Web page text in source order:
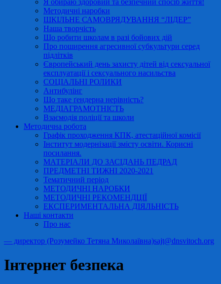
Я обираю здоровий та безпечний спосіб життя!
Методичні наробки
ШКІЛЬНЕ САМОВРЯДУВАННЯ “ЛІДЕР”
Наша творчість
Що робити школам в разі бойових дій
Про поширення агресивної субкультури серед
підлітків
Європейський день захисту дітей від сексуальної
експлуатації і сексуального насильства
СОЦІАЛЬНІ РОЛИКИ
Антибулінг
Що таке ґендерна нерівність?
МЕДІАГРАМОТНІСТЬ
Взаємодія поліції та школи
Методична робота
Графік проходження КПК, атестаційної комісії
Інститут модернізації змісту освіти. Корисні
посилання.
МАТЕРІАЛИ ДО ЗАСІДАНЬ ПЕДРАД
ПРЕДМЕТНІ ТИЖНІ 2020-2021
Тематичний період
МЕТОДИЧНІ НАРОБКИ
МЕТОДИЧНІ РЕКОМЕНДЦІЇ
ЕКСПЕРИМЕНТАЛЬНА ДІЯЛЬНІСТЬ
Наші контакти
Про нас
— директор (Розумейко Тетяна Миколаївна)sajt@dnsvitoch.org
Інтернет безпека